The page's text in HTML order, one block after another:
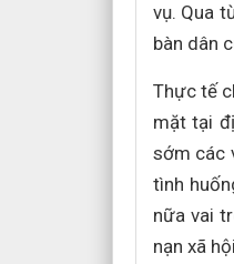
vụ. Qua
bàn dân
Thực tế
mặt tại
sớm các
tình
nữa vai
nạn xã